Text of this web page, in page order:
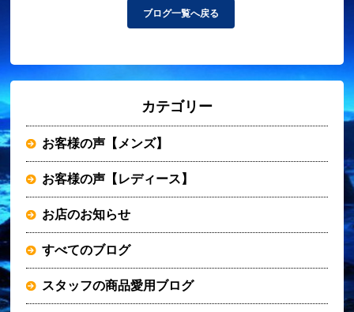
ブログ一覧へ戻る
カテゴリー
お客様の声【メンズ】
お客様の声【レディース】
お店のお知らせ
すべてのブログ
スタッフの商品愛用ブログ